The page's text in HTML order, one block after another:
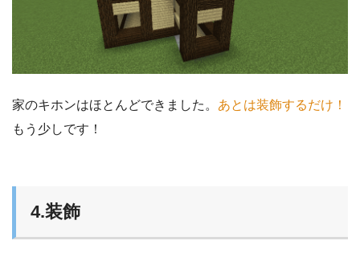
家のキホンはほとんどできました。 あとは装飾するだけ！
もう少しです！
4.装飾